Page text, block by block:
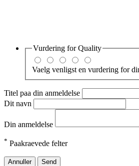
Vurdering forQuality
Vaelg venligst en vurdering for
Titel paa din anmeldelse
Dit navn
Din anmeldelse
* Paakraevede felter
Annuller Send